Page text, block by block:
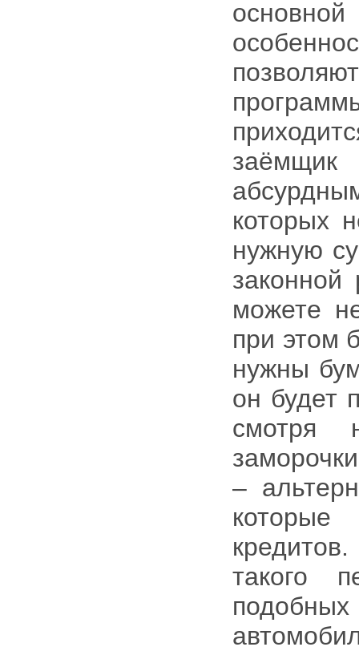
которых
нужную
можете
при этом
нужны
он будет
смотря
–
такого